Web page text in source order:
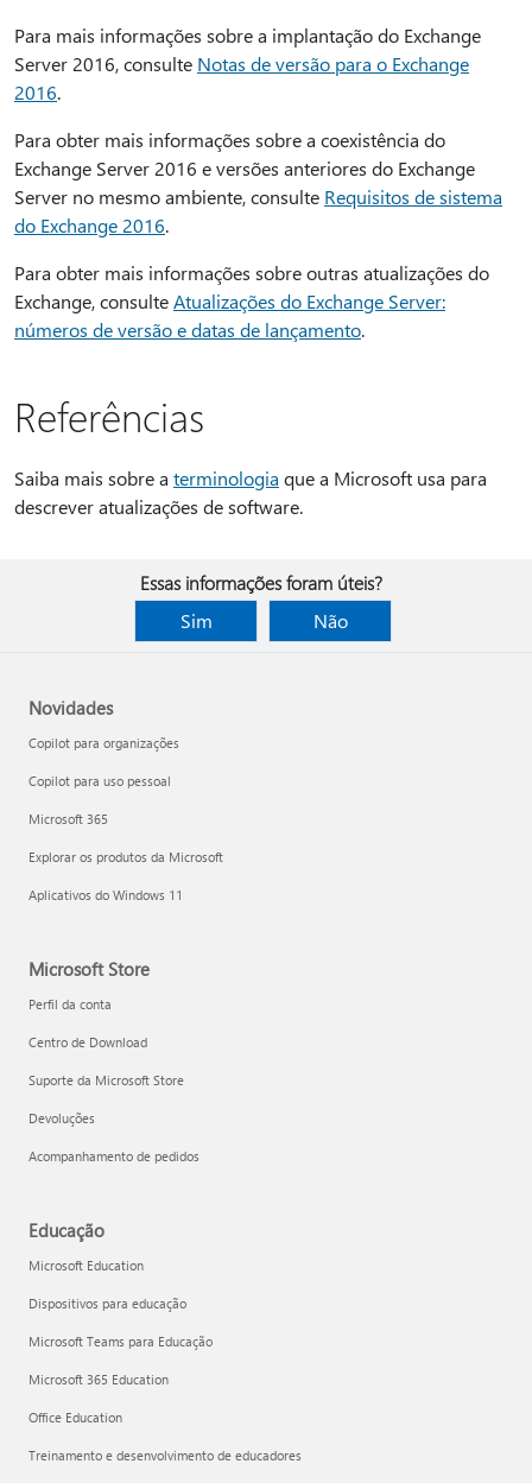
Para mais informações sobre a implantação do Exchange
Server 2016, consulte Notas de versão para o Exchange
2016.
Para obter mais informações sobre a coexistência do
Exchange Server 2016 e versões anteriores do Exchange
Server no mesmo ambiente, consulte Requisitos de sistema
do Exchange 2016.
Para obter mais informações sobre outras atualizações do
Exchange, consulteAtualizações do Exchange Server:
números de versão e datas de lançamento.
Referências
Saiba mais sobre a terminologia que a Microsoft usa para
descrever atualizações de software.
Essas informações foram úteis?
Sim
Não
Novidades
Copilot para organizações
Copilot para uso pessoal
Microsoft 365
Explorar os produtos da Microsoft
Aplicativos do Windows 11
Microsoft Store
Perfil da conta
Centro de Download
Suporte da Microsoft Store
Devoluções
Acompanhamento de pedidos
Educação
Microsoft Education
Dispositivos para educação
Microsoft Teams para Educação
Microsoft 365 Education
Office Education
Treinamento e desenvolvimento de educadores